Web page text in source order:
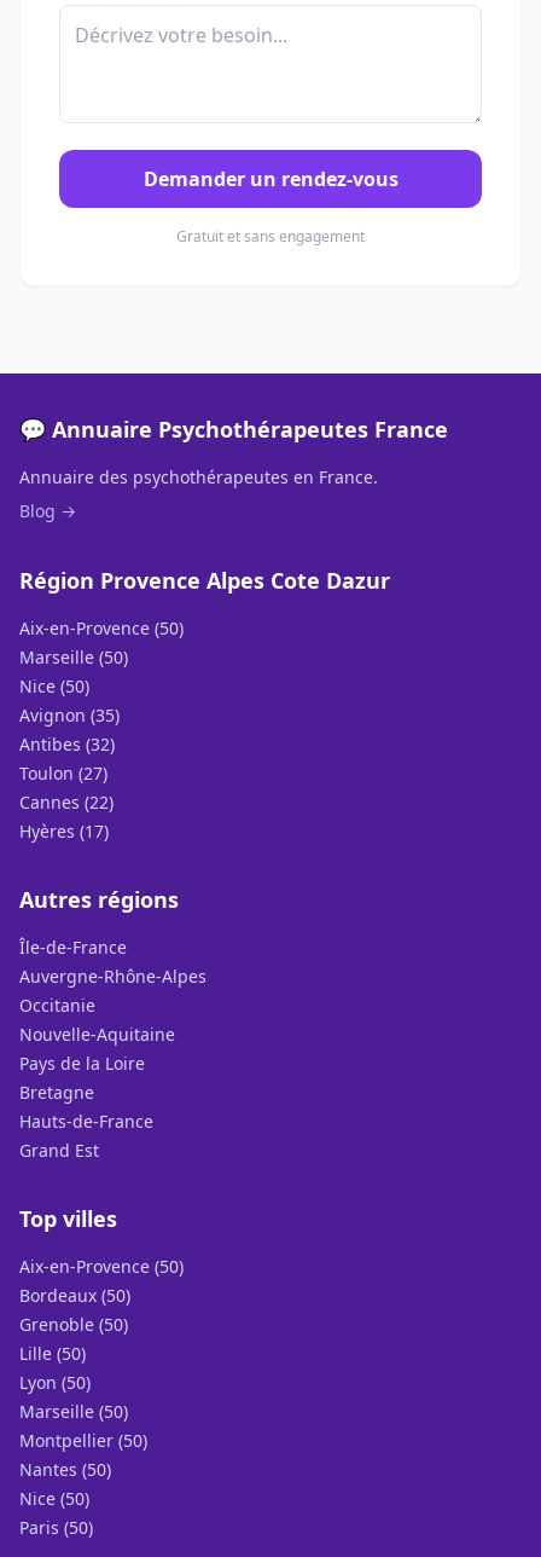
Demander un rendez-vous
Gratuit et sans engagement
💬 Annuaire Psychothérapeutes France
Annuaire des psychothérapeutes en France.
Blog →
Région Provence Alpes Cote Dazur
Aix-en-Provence (50)
Marseille (50)
Nice (50)
Avignon (35)
Antibes (32)
Toulon (27)
Cannes (22)
Hyères (17)
Autres régions
Île-de-France
Auvergne-Rhône-Alpes
Occitanie
Nouvelle-Aquitaine
Pays de la Loire
Bretagne
Hauts-de-France
Grand Est
Top villes
Aix-en-Provence (50)
Bordeaux (50)
Grenoble (50)
Lille (50)
Lyon (50)
Marseille (50)
Montpellier (50)
Nantes (50)
Nice (50)
Paris (50)